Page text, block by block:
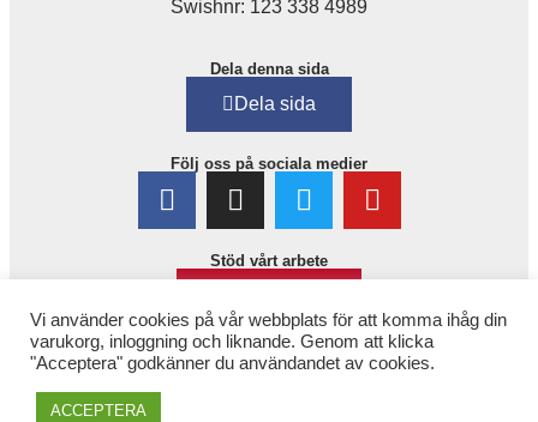
Swishnr: 123 338 4989
Dela denna sida
Dela sida
Följ oss på sociala medier
Stöd vårt arbete
Copyright © 2025. 1,6 miljonerklubben
Vi använder cookies på vår webbplats för att komma ihåg din
varukorg, inloggning och liknande. Genom att klicka
"Acceptera" godkänner du användandet av cookies.
ACCEPTERA